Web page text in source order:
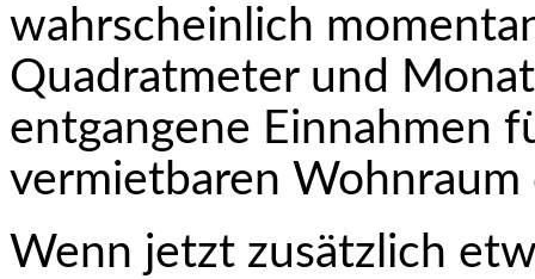
wahrscheinlich
Quadratmeter und
entgangene Einnahmen
vermietbaren Wohnraum
Wenn jetzt zusätzlich